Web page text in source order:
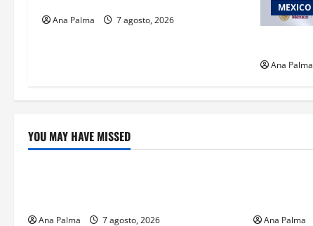
Ana Palma 7 agosto, 2026
MEXICO
Ana Palma
YOU MAY HAVE MISSED
Crítica de Cine
Ana Palma 7 agosto, 2026 Ana Palma